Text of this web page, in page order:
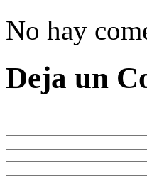
No hay
Deja un